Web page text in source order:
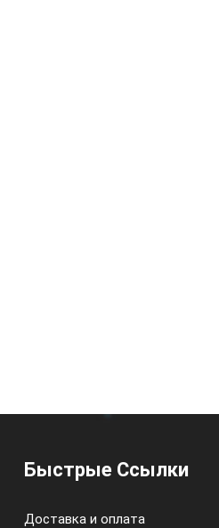
Быстрые Ссылки
Доставка и оплата